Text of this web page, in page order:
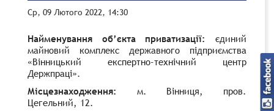
Ср, 09 Лютого 2022, 14:30
Найменування об’єкта приватизації:
єдиний
майновий комплекс державного підприємства
«Вінницький експертно-технічний центр
Держпраці».
Місцезнаходження: м. Вінниця, пров.
Цегельний, 12.